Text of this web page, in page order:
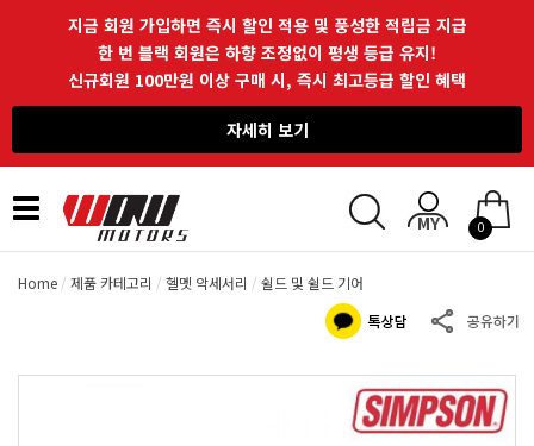
지금 회원 가입하면 즉시 할인 적용 및 풍성한 적립금 지급
한 번 블랙 회원은 하향 조정없이 평생 등급 유지!
신규회원 100만원 이상 구매 시, 즉시 최고등급 할인 혜택
자세히 보기
Toggle
navigation
0
Home 제품 카테고리 헬멧 악세서리 쉴드 및 쉴드 기어